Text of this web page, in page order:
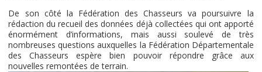
De son côté la Fédération des Chasseurs va poursuivre la
rédaction du recueil des données déjà collectées qui ont apporté
énormément d’informations, mais aussi soulevé de très
nombreuses questions auxquelles la Fédération Départementale
des Chasseurs espère bien pouvoir répondre grâce aux
nouvelles remontées de terrain.